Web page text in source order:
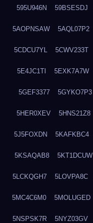
595U946N 59BSESDJ
5AOPNSAW 5AQL07P2
5CDCU7YL 5CWV233T
5E4JC1TI 5EXK7A7W
5GEF3377 5GYKO7P3
5HER0XEV 5HNS21Z8
5J5FOXDN 5KAFKBC4
5KSAQAB8 5KT1DCUW
5LCKQGH7 5LOVPA8C
5MC4C6M0 5MOLUGED
5NSPSK7R 5NYZ03GV